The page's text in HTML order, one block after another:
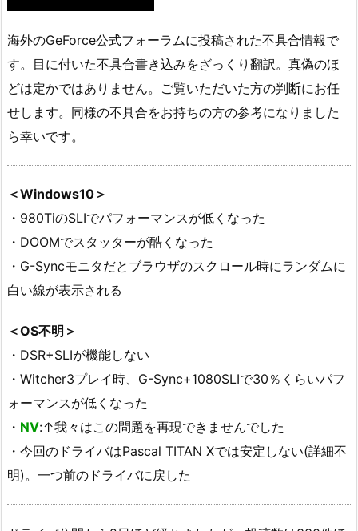
海外のGeForce公式フォーラムに投稿された不具合情報で
す。目に付いた不具合書き込みをざっくり翻訳。真偽のほ
どは定かではありません。ご覧いただいた方の判断にお任
せします。同様の不具合をお持ちの方の参考になりました
ら幸いです。
＜Windows10＞
・980TiのSLIでパフォーマンスが低くなった
・DOOMでスタッターが酷くなった
・ G-Syncモニタだと ブラウザのスクロール時にランダムに
白い線が表示される
＜OS不明＞
・DSR+SLIが機能しない
・Witcher3プレイ時、G-Sync+1080SLIで30％くらいパフ
ォーマンスが低くなった
・ NV:↑我々はこの問題を再現できませんでした
・今回のドライバはPascal TITAN Xでは安定しない(詳細不
明)。一つ前のドライバに戻した